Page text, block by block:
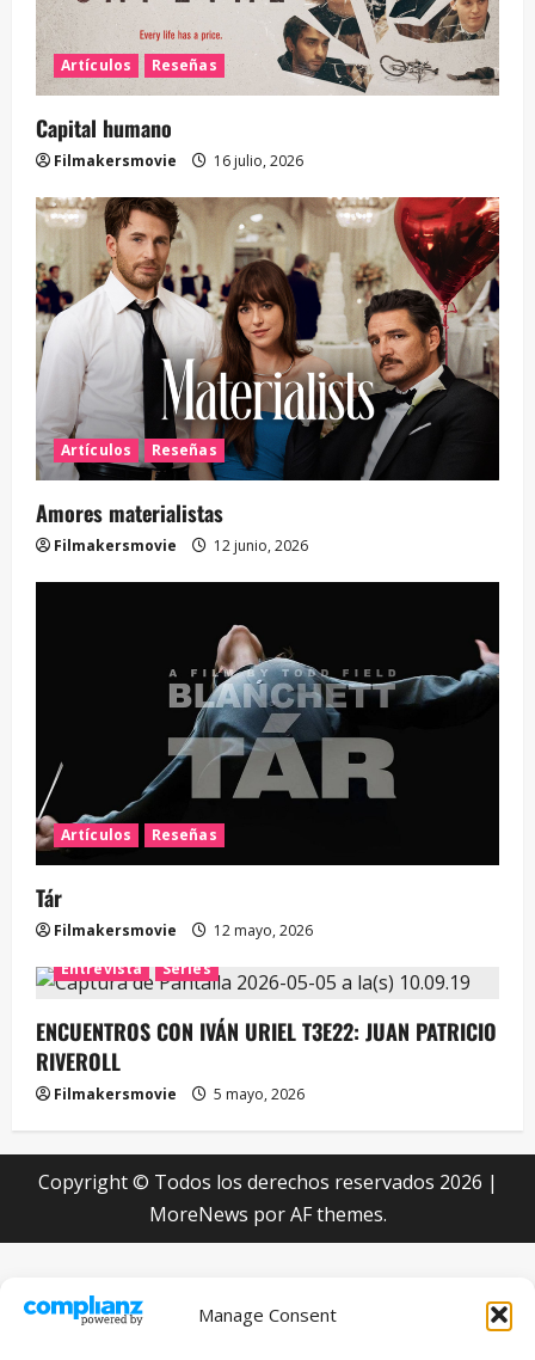
Manage Consent
Artículos Reseñas
Capital humano
Filmakersmovie 16 julio, 2026
Artículos Reseñas
Amores materialistas
Filmakersmovie 12 junio, 2026
Artículos Reseñas
Tár
Filmakersmovie
12 mayo, 2026
Entrevista
Series
ENCUENTROS CON IVÁN URIEL T3E22: JUAN PATRICIO
RIVEROLL
Filmakersmovie 5 mayo, 2026
Copyright © Todos los derechos reservados 2026 |
MoreNews por AF themes.